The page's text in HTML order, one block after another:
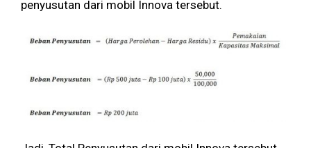
penyusutan dari mobil Innova tersebut.